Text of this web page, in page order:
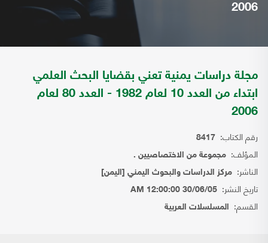
2006
مجلة دراسات يمنية تعني بقضايا البحث العلمي
ابتداء من العدد 10 لعام 1982 - العدد 80 لعام
2006
رقم الكتاب: 8417
المؤلف: مجموعة من الاختصاصيين .
الناشر: مركز الدراسات والبحوث اليمني [اليمن]
تاريخ النشر: 30/06/05 12:00:00 AM
القسم: المسلسلات العربية